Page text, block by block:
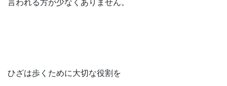
ひざは歩くために大切な役割を